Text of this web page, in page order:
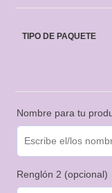
TIPO DE PAQUETE
Nombre para tu
Renglón 2 (opcional)